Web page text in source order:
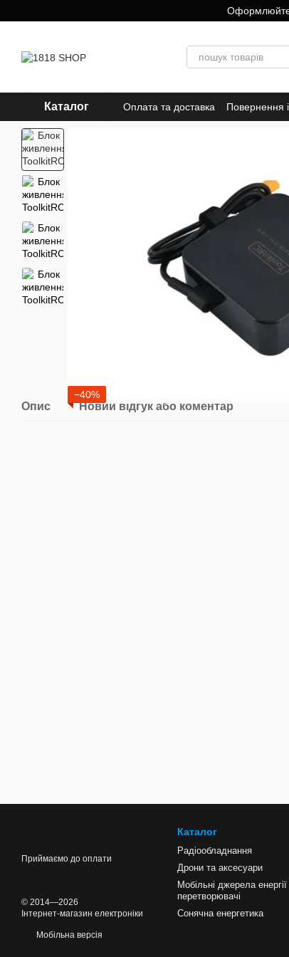
Оформлюйте
Каталог Оплата та доставка Повернення
−40%
Опис Новий відгук або коментар
Приймаємо до оплати
© 2014—2026
Інтернет-магазин електроніки
Мобільна версія
Каталог
Радіообладнання
Дрони та аксесуари
Мобільні джерела енергії
перетворювачі
Сонячна енергетика